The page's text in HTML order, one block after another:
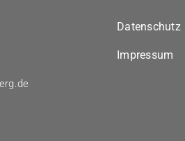
Datenschutz
Impressum